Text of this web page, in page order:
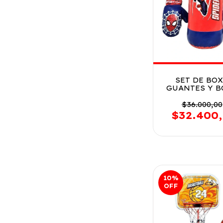
SET DE
GUANTES Y
54734
$36.000,00
10%
OFF